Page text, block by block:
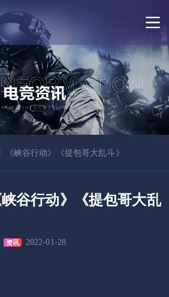
《峡谷行动》《提包哥大乱斗》
峡谷行动》《提包哥大乱
资讯 2022-01-28